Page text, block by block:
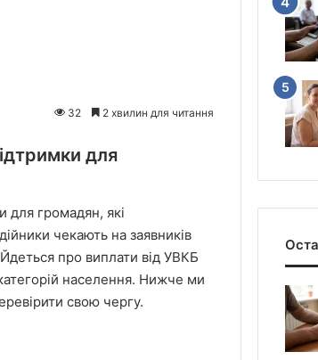
32 2 хвилин для читання
для
для громадян, які
чекають на заявників
про виплати від УВКБ
населення. Нижче ми
свою чергу.